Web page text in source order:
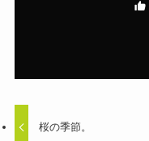
桜の季節。